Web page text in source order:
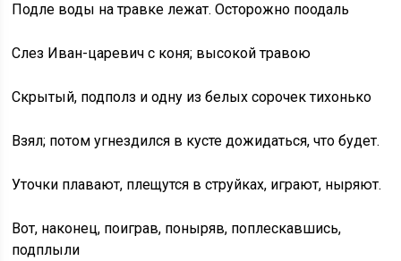
Подле воды на травке лежат. Осторожно поодаль
Слез Иван-царевич с коня; высокой травою
Скрытый, подполз и одну из белых сорочек тихонько
Взял; потом угнездился в кусте дожидаться, что будет.
Уточки плавают, плещутся в струйках, играют, ныряют.
Вот, наконец, поиграв, поныряв, поплескавшись,
подплыли